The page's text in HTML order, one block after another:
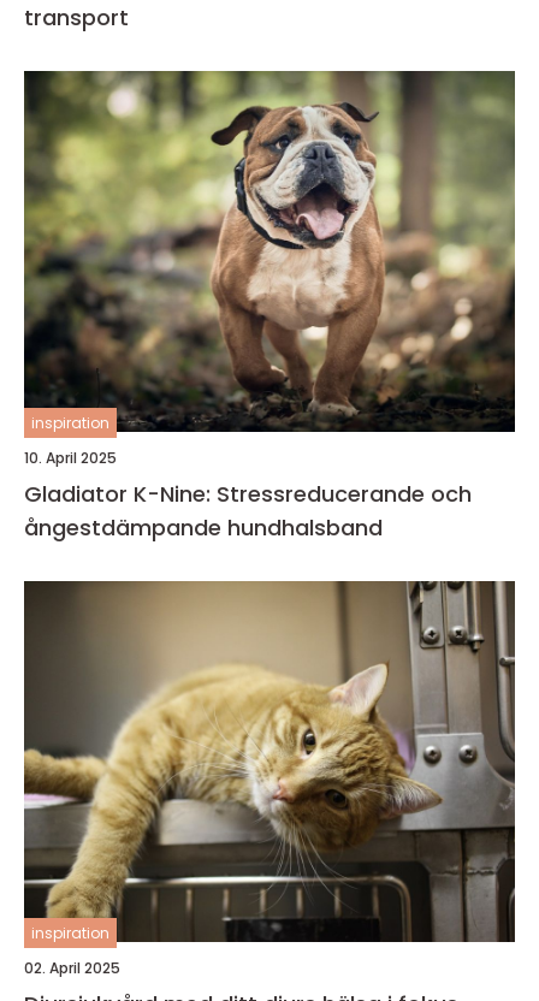
transport
inspiration
10. April 2025
Gladiator K-Nine: Stressreducerande och
ångestdämpande hundhalsband
inspiration
02. April 2025